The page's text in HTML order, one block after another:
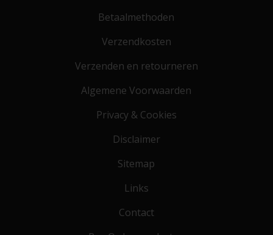
Betaalmethoden
Verzendkosten
Verzenden en retourneren
Algemene Voorwaarden
Privacy & Cookies
Disclaimer
Sitemap
Links
Contact